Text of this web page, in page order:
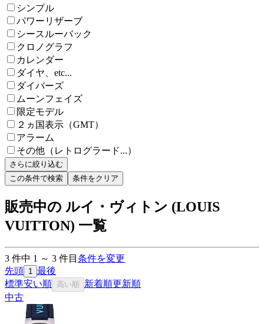
シンプル
パワーリザーブ
シースルーバック
クロノグラフ
カレンダー
ダイヤ、etc...
ダイバーズ
ムーンフェイズ
限定モデル
２ヵ国表示（GMT）
アラーム
その他（レトログラード...）
さらに絞り込む
この条件で検索
条件をクリア
販売中の ルイ・ヴィトン (LOUIS
VUITTON) 一覧
3 件中 1 ～ 3 件目 条件を変更
先頭 1 最後
標準安い順 高い順 新着順更新順
中古